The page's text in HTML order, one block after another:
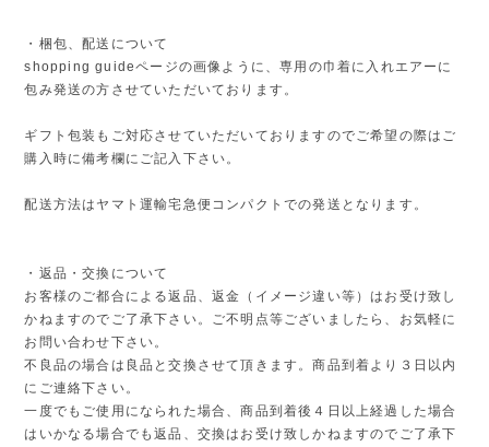
・梱包、配送について
shopping guideページの画像ように、専用の巾着に入れエアーに
包み発送の方させていただいております。
ギフト包装もご対応させていただいておりますのでご希望の際はご
購入時に備考欄にご記入下さい。
配送方法はヤマト運輸宅急便コンパクトでの発送となります。
・返品・交換について
お客様のご都合による返品、返金（イメージ違い等）はお受け致し
かねますのでご了承下さい。ご不明点等ございましたら、お気軽に
お問い合わせ下さい。
不良品の場合は良品と交換させて頂きます。商品到着より３日以内
にご連絡下さい。
一度でもご使用になられた場合、商品到着後４日以上経過した場合
はいかなる場合でも返品、交換はお受け致しかねますのでご了承下